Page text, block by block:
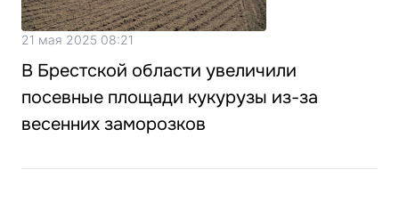
21 мая 2025 08:21
В Брестской области увеличили
посевные площади кукурузы из-за
весенних заморозков